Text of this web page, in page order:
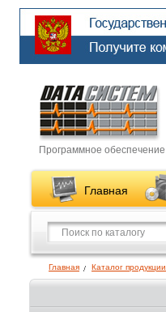
Программное обеспечение
Главная
Главная Каталог продукции